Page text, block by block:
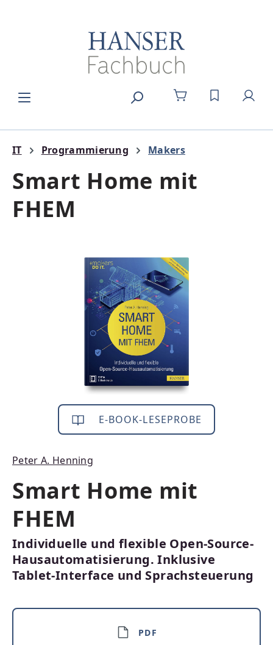
DU HAST 0
IT Programmierung Makers
Smart Home mit
FHEM
Bildergalerie überspringen
E-BOOK-LESEPROBE
Peter A. Henning
Smart Home mit
FHEM
Individuelle und flexible Open-Source-
Hausautomatisierung. Inklusive
Tablet-Interface und Sprachsteuerung
PDF